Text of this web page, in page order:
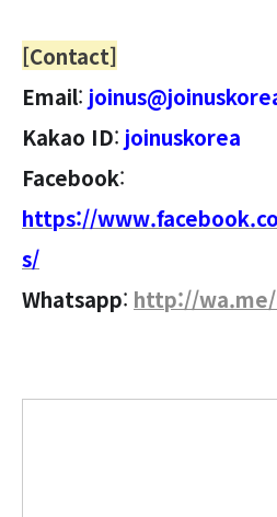
[Contact]
Email:
Kakao ID: joinuskorea
Facebook:
https://
s/
Whatsapp: http://wa.me/